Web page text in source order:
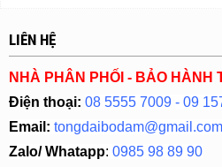
LIÊN HỆ
NHÀ PHÂN PHỐI - BẢO HÀNH
Điện thoại: 08 5555 7009 - 09
Email: tongdaibodam@gmail.com
Zalo/ Whatapp: 0985 98 89 90